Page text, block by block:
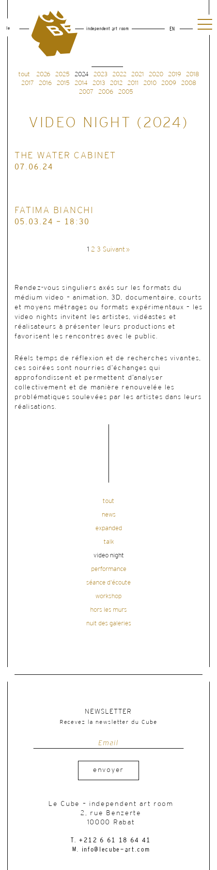
le independent art room EN
tout 2026 2025 2024 2023 2022 2021 2020 2019
2018
2017
2016 2015 2014 2013 2012 2011 2010 2009
2008
2007
2006 2005
VIDEO NIGHT (2024)
THE WATER CABINET
07.06.24
FATIMA BIANCHI
05.03.24 - 18:30
1 2 3 Suivant »
Rendez-vous singuliers axés sur les formats du
médium video – animation, 3D, documentaire, courts
et moyens métrages ou formats expérimentaux – les
video nights invitent les artistes, vidéastes et
réalisateurs à présenter leurs productions et
favorisent les rencontres avec le public.
Réels temps de réflexion et de recherches vivantes,
ces soirées sont nourries d’échanges qui
approfondissent et permettent d’analyser
collectivement et de manière renouvelée les
problématiques soulevées par les artistes dans leurs
réalisations.
tout
news
expanded
talk
video night
performance
séance d'écoute
workshop
hors les murs
nuit des galeries
NEWSLETTER
Recevez la newsletter du Cube
envoyer
Le Cube – independent art room
2, rue Benzerte
10000 Rabat
T. +212 6 61 18 64 41
M. info@lecube-art.com